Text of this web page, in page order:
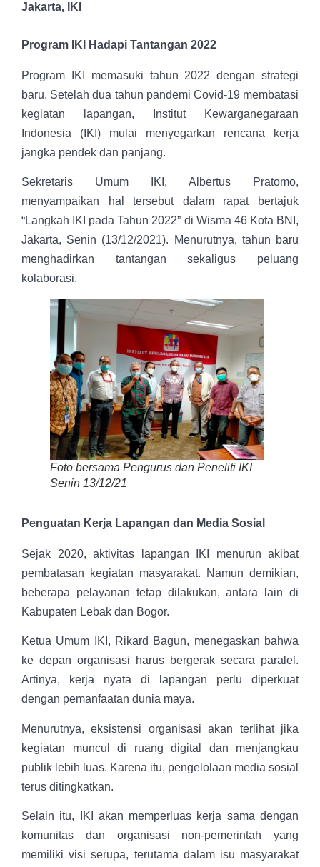
Jakarta, IKI
Program IKI Hadapi Tantangan 2022
Program IKI memasuki tahun 2022 dengan strategi
baru. Setelah dua tahun pandemi Covid-19 membatasi
kegiatan lapangan, Institut Kewarganegaraan
Indonesia (IKI) mulai menyegarkan rencana kerja
jangka pendek dan panjang.
Sekretaris Umum IKI, Albertus Pratomo,
menyampaikan hal tersebut dalam rapat bertajuk
“Langkah IKI pada Tahun 2022” di Wisma 46 Kota BNI,
Jakarta, Senin (13/12/2021). Menurutnya, tahun baru
menghadirkan tantangan sekaligus peluang
kolaborasi.
Foto bersama Pengurus dan Peneliti IKI
Senin 13/12/21
Penguatan Kerja Lapangan dan Media Sosial
Sejak 2020, aktivitas lapangan IKI menurun akibat
pembatasan kegiatan masyarakat. Namun demikian,
beberapa pelayanan tetap dilakukan, antara lain di
Kabupaten Lebak dan Bogor.
Ketua Umum IKI, Rikard Bagun, menegaskan bahwa
ke depan organisasi harus bergerak secara paralel.
Artinya, kerja nyata di lapangan perlu diperkuat
dengan pemanfaatan dunia maya.
Menurutnya, eksistensi organisasi akan terlihat jika
kegiatan muncul di ruang digital dan menjangkau
publik lebih luas. Karena itu, pengelolaan media sosial
terus ditingkatkan.
Selain itu, IKI akan memperluas kerja sama dengan
komunitas dan organisasi non-pemerintah yang
memiliki visi serupa, terutama dalam isu masyarakat